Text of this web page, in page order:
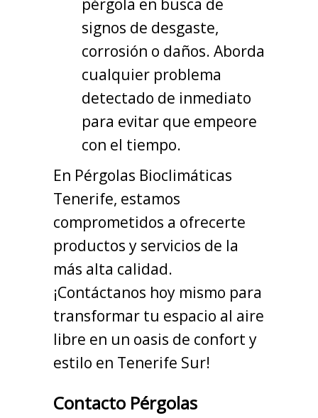
signos de desgaste,
corrosión o daños. Aborda
cualquier problema
detectado de inmediato
para evitar que empeore
con el tiempo.
En Pérgolas Bioclimáticas
Tenerife, estamos
comprometidos a ofrecerte
productos y servicios de la
más alta calidad.
¡Contáctanos hoy mismo para
transformar tu espacio al aire
libre en un oasis de confort y
estilo en Tenerife Sur!
Contacto Pérgolas